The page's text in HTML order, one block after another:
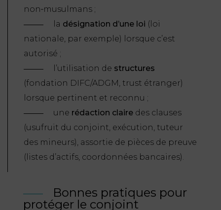
non‑musulmans ;
la désignation d’une loi (loi
nationale, par exemple) lorsque c’est
autorisé ;
l’utilisation de structures
(fondation DIFC/ADGM, trust étranger)
lorsque pertinent et reconnu ;
une rédaction claire des clauses
(usufruit du conjoint, exécution, tuteur
des mineurs), assortie de pièces de preuve
(listes d’actifs, coordonnées bancaires).
Bonnes pratiques pour
protéger le conjoint